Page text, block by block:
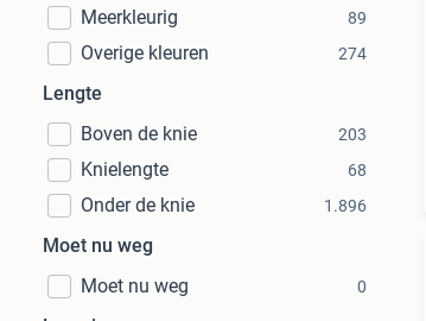
Meerkleurig 89
Overige kleuren 274
Lengte
Boven de knie
203
Knielengte 68
Onder de knie 1.896
Moet nu weg
Moet nu weg
0